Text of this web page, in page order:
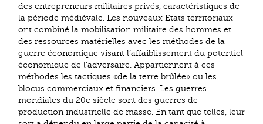
des entrepreneurs militaires privés, caractéristiques de
la période médiévale. Les nouveaux Etats territoriaux
ont combiné la mobilisation militaire des hommes et
des ressources matérielles avec les méthodes de la
guerre économique visant l’affaiblissement du potentiel
économique de l’adversaire. Appartiennent à ces
méthodes les tactiques «de la terre brûlée» ou les
blocus commerciaux et financiers. Les guerres
mondiales du 20e siècle sont des guerres de
production industrielle de masse. En tant que telles, leur